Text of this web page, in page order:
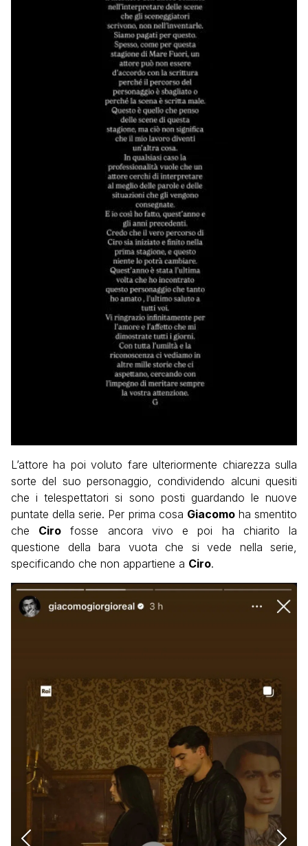
L’attore ha poi voluto fare ulteriormente chiarezza sulla
sorte del suo personaggio, condividendo alcuni quesiti
che i telespettatori si sono posti guardando le nuove
puntate della serie. Per prima cosa Giacomoha smentito
che Ciro fosse ancora vivo e poi ha chiarito la
questione della bara vuota che si vede nella serie,
specificando che non appartiene a Ciro.